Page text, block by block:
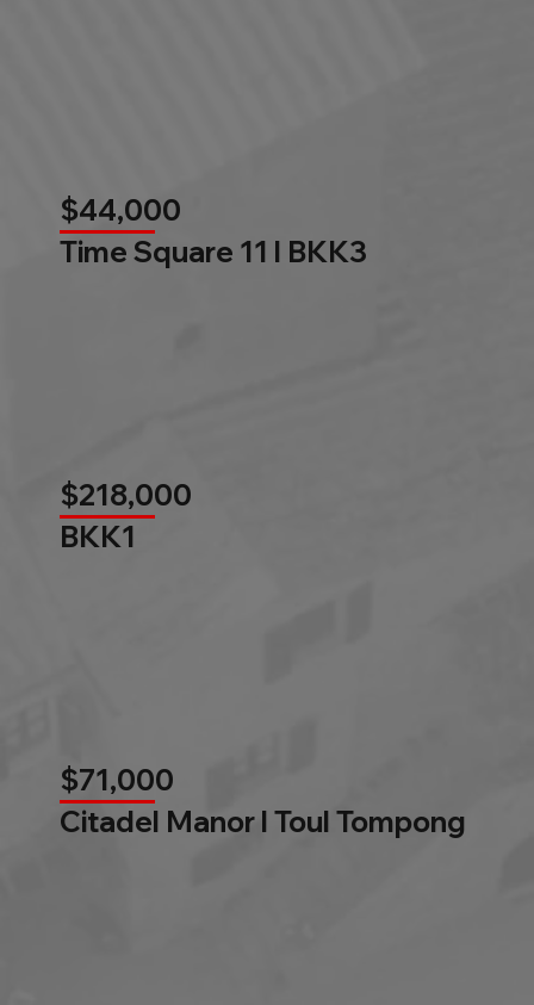
$44,000
Time Square 11 l BKK3
$218,000
BKK1
$71,000
Citadel Manor l Toul Tompong